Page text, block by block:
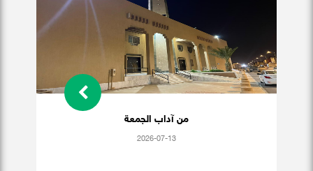
من آداب الجمعة
2026-07-13